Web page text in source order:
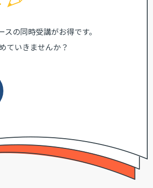
の同時受講がお得です。
ていきませんか？